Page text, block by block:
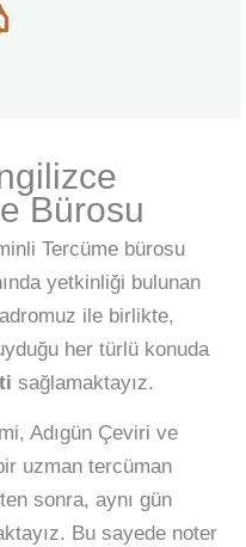
Bürosu
Tercüme bürosu
yetkinliği bulunan
ile birlikte,
her türlü konuda
sağlamaktayız.
Adıgün Çeviri ve
uzman tercüman
sonra, aynı gün
Bu sayede noter